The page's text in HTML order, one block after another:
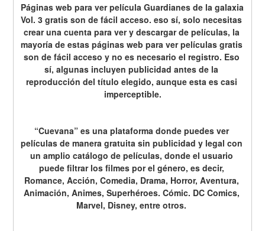
Páginas web para ver película Guardianes de la galaxia
Vol. 3 gratis son de fácil acceso. eso sí, solo necesitas
crear una cuenta para ver y descargar de películas, la
mayoría de estas páginas web para ver películas gratis
son de fácil acceso y no es necesario el registro. Eso
sí, algunas incluyen publicidad antes de la
reproducción del título elegido, aunque esta es casi
imperceptible.
“Cuevana” es una plataforma donde puedes ver
películas de manera gratuita sin publicidad y legal con
un amplio catálogo de películas, donde el usuario
puede filtrar los filmes por el género, es decir,
Romance, Acción, Comedia, Drama, Horror, Aventura,
Animación, Animes, Superhéroes. Cómic. DC Comics,
Marvel, Disney, entre otros.